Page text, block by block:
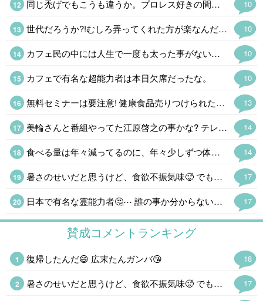
10
同じ禿げでもこうも違うか。プロレス好きの間で有名な格好いい禿げである。
10
世代だろうか?!むしろ弄ってくれた方が楽なんだが(笑)。そう、禿げてますが何か。変に気を遣われると気不味い。
10
カフェ民の中には人生で一度も太った事がない者や痩せ型が多くて驚く。日本人は太りやすい遺伝子のはずなんだが。メタボ禿げと自虐する者と儂も大して変わらん(笑)。
10
カフェで有名な超能力者は本日欠席だったな。
13
無料セミナーは要注意! 健康食品売りつけられたり、保険の勧誘とか、罠がある。
14
美輪さんと番組やってた江原啓之の事かな? テレビには出てないけど、国分の件で動画出してたよ。 昔やってた番組で、国分は陶芸の道に行くと予言されてたけど、テレビには出なくなったし、予言通りになりそうだね。
14
食べる量は年々減ってるのに、年々少しずつ体重が増える。 中年太りしない人、ほんと羨ましい。
17
暑さのせいだと思うけど、食欲不振気味🥵 でもあんまり痩せないんだな~😭 中年太りで少しお腹も出てきたし⤵️🌀
17
日本で有名な霊能力者🤔⋯ 誰の事か分からないけど、美輪さんなら運転してたよ😄
賛成コメントランキング
18
復帰したんだ😄 広末たんガンバ😘
17
暑さのせいだと思うけど、食欲不振気味🥵 でもあんまり痩せないんだな~😭 中年太りで少しお腹も出てきたし⤵️🌀